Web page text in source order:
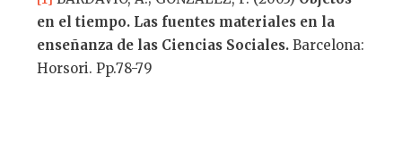
en el tiempo. Las fuentes materiales en la
enseñanza de las Ciencias Sociales. Barcelona:
Horsori. Pp.78-79